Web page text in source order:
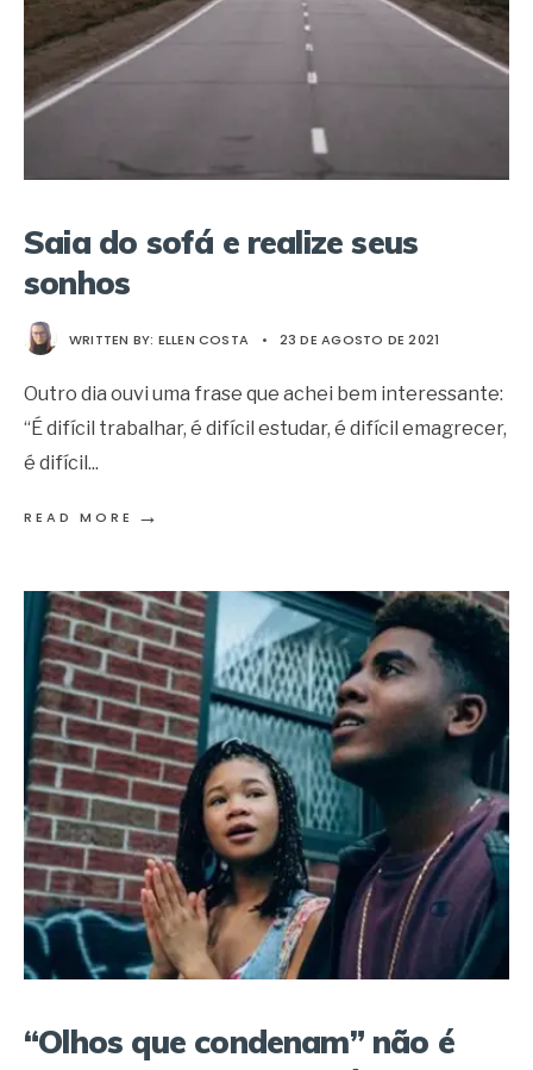
Saia do sofá e realize seus
sonhos
WRITTEN BY: ELLEN COSTA • 23 DE AGOSTO DE 2021
Outro dia ouvi uma frase que achei bem interessante:
“É difícil trabalhar, é difícil estudar, é difícil emagrecer,
é difícil...
READ MORE →
“Olhos que condenam” não é